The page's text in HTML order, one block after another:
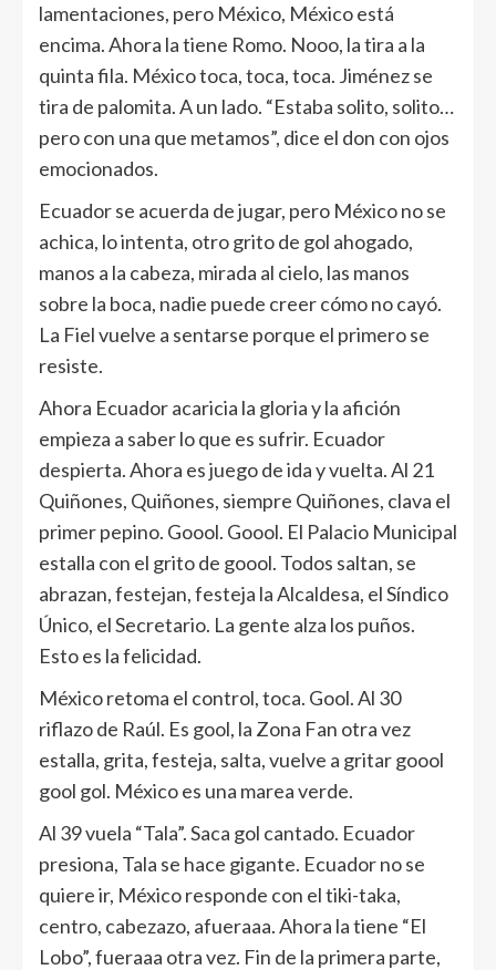
lamentaciones, pero México, México está
encima. Ahora la tiene Romo. Nooo, la tira a la
quinta fila. México toca, toca, toca. Jiménez se
tira de palomita. A un lado. “Estaba solito, solito…
pero con una que metamos”, dice el don con ojos
emocionados.
Ecuador se acuerda de jugar, pero México no se
achica, lo intenta, otro grito de gol ahogado,
manos a la cabeza, mirada al cielo, las manos
sobre la boca, nadie puede creer cómo no cayó.
La Fiel vuelve a sentarse porque el primero se
resiste.
Ahora Ecuador acaricia la gloria y la afición
empieza a saber lo que es sufrir. Ecuador
despierta. Ahora es juego de ida y vuelta. Al 21
Quiñones, Quiñones, siempre Quiñones, clava el
primer pepino. Goool. Goool. El Palacio Municipal
estalla con el grito de goool. Todos saltan, se
abrazan, festejan, festeja la Alcaldesa, el Síndico
Único, el Secretario. La gente alza los puños.
Esto es la felicidad.
México retoma el control, toca. Gool. Al 30
riflazo de Raúl. Es gool, la Zona Fan otra vez
estalla, grita, festeja, salta, vuelve a gritar goool
gool gol. México es una marea verde.
Al 39 vuela “Tala”. Saca gol cantado. Ecuador
presiona, Tala se hace gigante. Ecuador no se
quiere ir, México responde con el tiki-taka,
centro, cabezazo, afueraaa. Ahora la tiene “El
Lobo”, fueraaa otra vez. Fin de la primera parte,